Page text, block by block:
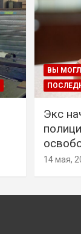
ВЫ
Экс
14 мая,